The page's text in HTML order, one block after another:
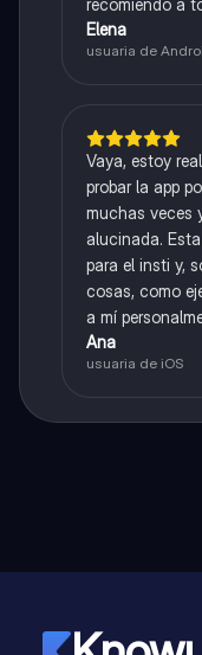
Elena
usuaria de
Vaya, estoy
probar la app
muchas veces
alucinada. Esta
para el insti y,
cosas, como
a mí
Ana
usuaria de iOS